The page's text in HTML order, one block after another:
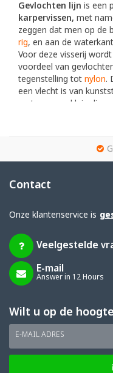
Gevlochten lijn is een
karpervissen, met
zeggen dat men op de
rig, en aan de waterkant
Voor deze visserij
voordeel van
tegenstelling tot nylon.
een vlecht is van
met een een klein
zwemmen, wat een
minder
onderwaterplanten.
Let op; gevlochten lijn
snijden.
Nog nooit met
dan snap je volledig
Contact
Onze klantenservice is
Veelgestelde
E-mail
Answer in 12 Hours
Wilt u op de
E-MAIL ADRES